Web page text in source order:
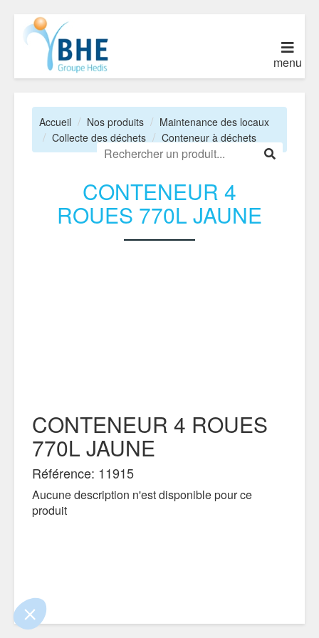
de ce site vous intéresse
par
menu
Accueil Nos produits
Maintenance des locaux
Collecte des déchets
Conteneur à déchets
CONTENEUR 4
ROUES 770L JAUNE
CONTENEUR 4 ROUES
770L JAUNE
Référence: 11915
Aucune description n'est disponible pour ce
produit